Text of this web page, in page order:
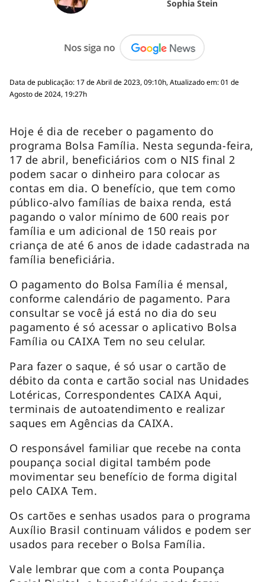
Sophia Stein
Data de publicação: 17 de Abril de 2023, 09:10h, Atualizado em: 01 de
Agosto de 2024, 19:27h
Hoje é dia de receber o pagamento do
programa Bolsa Família. Nesta segunda-feira,
17 de abril, beneficiários com o NIS final 2
podem sacar o dinheiro para colocar as
contas em dia. O benefício, que tem como
público-alvo famílias de baixa renda, está
pagando o valor mínimo de 600 reais por
família e um adicional de 150 reais por
criança de até 6 anos de idade cadastrada na
família beneficiária.
O pagamento do Bolsa Família é mensal,
conforme calendário de pagamento. Para
consultar se você já está no dia do seu
pagamento é só acessar o aplicativo Bolsa
Família ou CAIXA Tem no seu celular.
Para fazer o saque, é só usar o cartão de
débito da conta e cartão social nas Unidades
Lotéricas, Correspondentes CAIXA Aqui,
terminais de autoatendimento e realizar
saques em Agências da CAIXA.
O responsável familiar que recebe na conta
poupança social digital também pode
movimentar seu benefício de forma digital
pelo CAIXA Tem.
Os cartões e senhas usados para o programa
Auxílio Brasil continuam válidos e podem ser
usados para receber o Bolsa Família.
Vale lembrar que com a conta Poupança